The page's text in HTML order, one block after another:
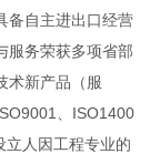
备自主进出口经营
服务荣获多项省部
术新产品（服
、ISO1400
立人因工程专业的